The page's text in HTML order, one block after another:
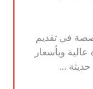
في تقديم
وبأسعار
...